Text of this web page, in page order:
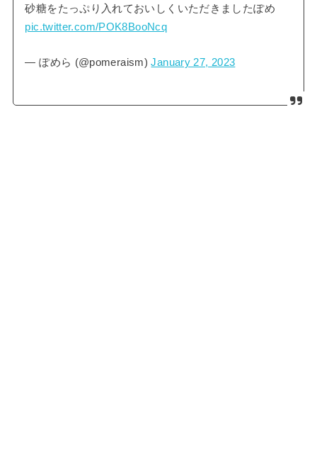
砂糖をたっぷり入れておいしくいただきましたぽめ
pic.twitter.com/POK8BooNcq
— ぽめら (@pomeraism)January 27, 2023